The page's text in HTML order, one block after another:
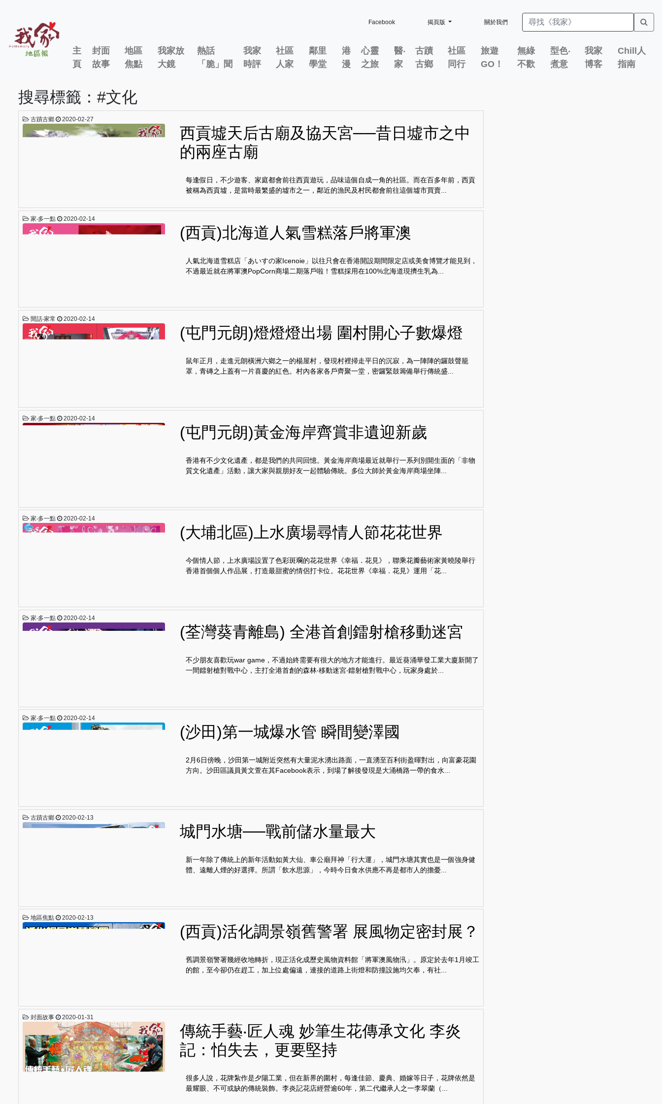
Facebook 揭頁版 關於我們
主
頁
封面
故事
地區
焦點
我家放
大鏡
熱話
「脆」聞
我家
時評
社區
人家
鄰里
學堂
港
漫
心靈
之旅
醫‧
家
古蹟
古鄉
社區
同行
旅遊
GO！
無綠
不歡
型色‧
煮意
我家
博客
Chill人
指南
搜尋標籤：#文化
古蹟古鄉 2020-02-27
西貢墟天后古廟及協天宮──昔日墟市之中
的兩座古廟
每逢假日，不少遊客、家庭都會前往西貢遊玩，品味這個自成一角的社區。而在百多年前，西貢
被稱為西貢墟，是當時最繁盛的墟市之一，鄰近的漁民及村民都會前往這個墟市買賣...
家‧多一點 2020-02-14
(西貢)北海道人氣雪糕落戶將軍澳
人氣北海道雪糕店「あいすの家Icenoie」以往只會在香港開設期間限定店或美食博覽才能見到，
不過最近就在將軍澳PopCorn商場二期落戶啦！雪糕採用在100%北海道現擠生乳為...
閒話‧家常 2020-02-14
(屯門元朗)燈燈燈出場 圍村開心子數爆燈
鼠年正月，走進元朗橫洲六鄉之一的楊屋村，發現村裡掃走平日的沉寂，為一陣陣的鑼鼓聲籠
罩，青磚之上蓋有一片喜慶的紅色。村內各家各戶齊聚一堂，密鑼緊鼓籌備舉行傳統盛...
家‧多一點 2020-02-14
(屯門元朗)黃金海岸齊賞非遺迎新歲
香港有不少文化遺產，都是我們的共同回憶。黃金海岸商場最近就舉行一系列別開生面的「非物
質文化遺產」活動，讓大家與親朋好友一起體驗傳統。多位大師於黃金海岸商場坐陣...
家‧多一點 2020-02-14
(大埔北區)上水廣場尋情人節花花世界
今個情人節，上水廣場設置了色彩斑斕的花花世界《幸福．花見》，聯乘花瓣藝術家黃曉陵舉行
香港首個個人作品展，打造最甜蜜的情侶打卡位。花花世界《幸福．花見》運用「花...
家‧多一點 2020-02-14
(荃灣葵青離島) 全港首創鐳射槍移動迷宮
不少朋友喜歡玩war game，不過始終需要有很大的地方才能進行。最近葵涌華發工業大廈新開了
一間鐳射槍對戰中心，主打全港首創的森林‧移動迷宮‧鐳射槍對戰中心，玩家身處於...
家‧多一點 2020-02-14
(沙田)第一城爆水管 瞬間變澤國
2月6日傍晚，沙田第一城附近突然有大量泥水湧出路面，一直湧至百利街盈暉對出，向富豪花園
方向。沙田區議員黃文萱在其Facebook表示，到場了解後發現是大涌橋路一帶的食水...
古蹟古鄉 2020-02-13
城門水塘──戰前儲水量最大
新一年除了傳統上的新年活動如黃大仙、車公廟拜神「行大運」，城門水塘其實也是一個強身健
體、遠離人煙的好選擇。所謂「飲水思源」，今時今日食水供應不再是都市人的擔憂...
地區焦點 2020-02-13
(西貢)活化調景嶺舊警署 展風物定密封展？
舊調景嶺警署幾經收地轉折，現正活化成歷史風物資料館「將軍澳風物汛」。原定於去年1月竣工
的館，至今卻仍在趕工，加上位處偏遠，連接的道路上街燈和防撞設施均欠奉，有社...
封面故事 2020-01-31
傳統手藝‧匠人魂 妙筆生花傳承文化 李炎
記：怕失去，更要堅持
很多人說，花牌紮作是夕陽工業，但在新界的圍村，每逢佳節、慶典、婚嫁等日子，花牌依然是
最耀眼、不可或缺的傳統裝飾。李炎記花店經營逾60年，第二代繼承人之一李翠蘭（...